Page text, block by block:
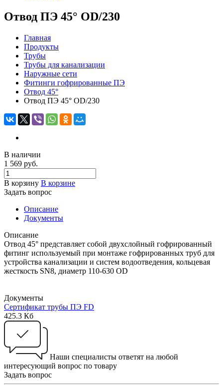
Отвод ПЭ 45° OD/230
Главная
Продукты
Трубы
Трубы для канализации
Наружные сети
Фитинги гофрированные ПЭ
Отвод 45°
Отвод ПЭ 45° OD/230
В наличии
1 569 руб.
В корзину В корзине
Задать вопрос
Описание
Документы
Описание
Отвод 45° представляет собой двухслойный гофрированный
фитинг используемый при монтаже гофрированных труб для
устройства канализации и систем водоотведения, кольцевая
жесткость SN8, диаметр 110-630 ОD
Документы
Сертификат трубы ПЭ FD
425.3 Кб
Наши специалисты ответят на любой
интересующий вопрос по товару
Задать вопрос